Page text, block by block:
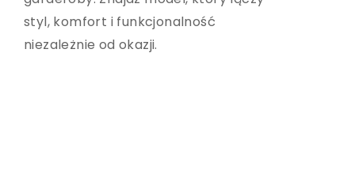
najlepszego wyboru.
styl, komfort i funkcjonalność
niezależnie od okazji.